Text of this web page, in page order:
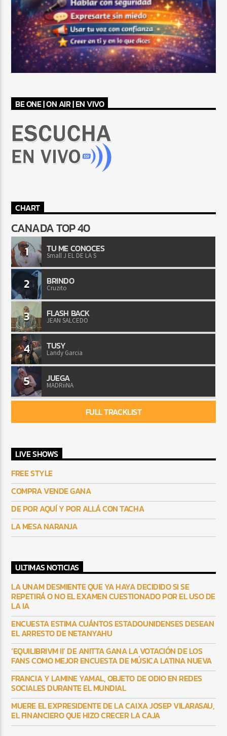
BE ONE | ON AIR | EN VIVO
CHART
CANADA TOP 40
1 TU ME CONOCES
Small J EL DE LA S
2 BRINDO
Cruzito
3 FLASH BACK
JEAN SALCEDO
4 TUSY
Landy Garcia
5 JUEGA
MADRiiNA
FULL TRACKLIST
LIVE SHOWS
FREE STYLE
COMPRA VENDE GANA
DE POR AQUÍ Y POR ALLÁ CON TACHA
LA MESA NARANJA
ULTIMAS NOTICIAS
LA UNAM DESMIENTE QUE YA HAYA DECIDIDO SI SE
REPETIRÁ O NO EL EXAMEN CUESTIONADO POR EL USO DE
LA IA
ENCUESTA ESTIMA CUÁNTOS ESTADOUNIDENSES DESEAN
EL ARRESTO DE NETANYAHU
‘EQUILIBRIVM II’ DE ANITTA GANA LA VOTACIÓN DE LOS
FANS COMO MEJOR ENCUESTA DE MÚSICA LATINA NUEVA
FRANCIA Y LAMINE YAMAL, OBJETO DE ODIO EN REDES
SOCIALES DURANTE EL MUNDIAL
MUERE EL EXPRESIDENTE DE LA CAIXA JOSEP VILARASAU,
EL FINANCIERO QUE HIZO CRECER LA CAJA